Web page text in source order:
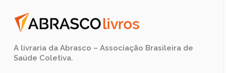
A livraria da Abrasco – Associação Brasileira de
Saúde Coletiva.